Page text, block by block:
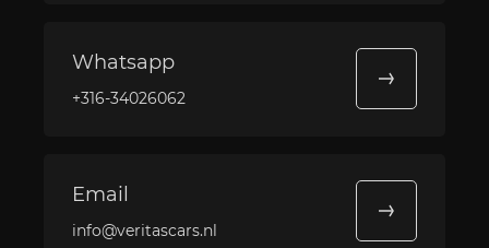
Whatsapp
+316-34026062
Email
info@veritascars.nl